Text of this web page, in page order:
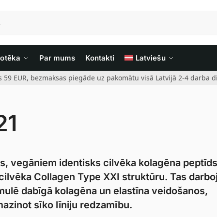
Par mums Kontakti Latviešu
59 EUR, bezmaksas piegāde uz pakomātu visā Latvijā 2-4 darba
vegāniem identisks cilvēka kolagēna
Collagen Type XXI struktūru. Tas
dabīgā kolagēna un elastīna veidošanos,
sīko līniju redzamību.